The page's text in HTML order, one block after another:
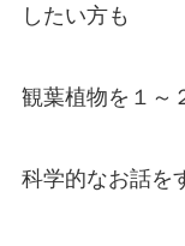
したい方も
観葉植物を１～
科学的なお話を